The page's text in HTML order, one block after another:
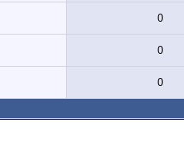
0
0
0